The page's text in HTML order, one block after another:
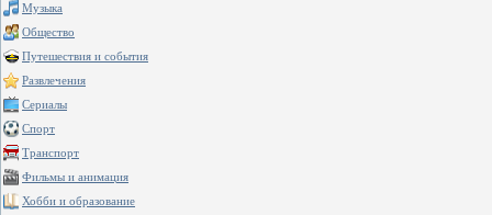
Музыка
Общество
Путешествия и события
Развлечения
Сериалы
Спорт
Транспорт
Фильмы и анимация
Хобби и образование